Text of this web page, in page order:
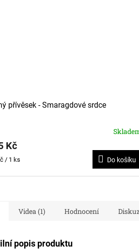
přívěsek - Smaragdové srdce
Kč
/ 1 ks Do košíku
Videa (1) Hodnocení
popis produktu